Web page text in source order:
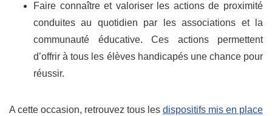
Faire connaître et valoriser les actions de proximité
conduites au quotidien par les associations et la
communauté éducative. Ces actions permettent
d’offrir à tous les élèves handicapés une chance pour
réussir.
A cette occasion, retrouvez tous les dispositifs mis en place